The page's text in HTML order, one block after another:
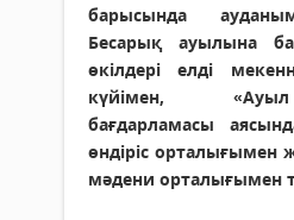
барысында
Бесарық ауылына
өкілдері елді
күйімен,
бағдарламасы
өндіріс орталығымен
мәдени орталығымен